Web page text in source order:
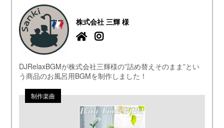
株式会社 三輝 様
DJRelaxBGMが株式会社三輝様の”詰め替えそのまま”とい
う商品のお風呂用BGMを制作しました！